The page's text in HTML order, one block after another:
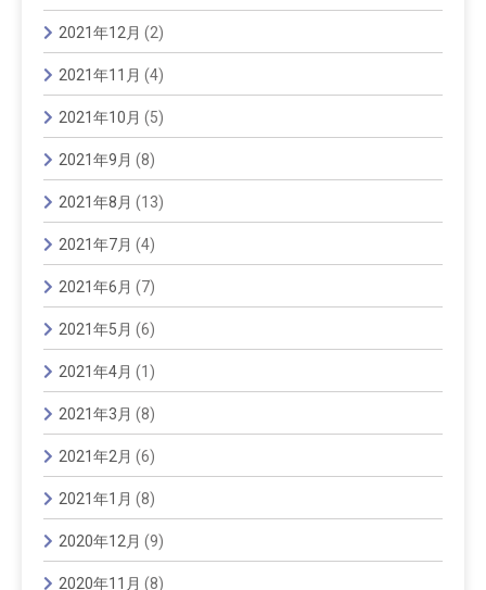
2021年12月 (2)
2021年11月 (4)
2021年10月 (5)
2021年9月 (8)
2021年8月 (13)
2021年7月 (4)
2021年6月 (7)
2021年5月 (6)
2021年4月 (1)
2021年3月 (8)
2021年2月 (6)
2021年1月 (8)
2020年12月 (9)
2020年11月 (8)